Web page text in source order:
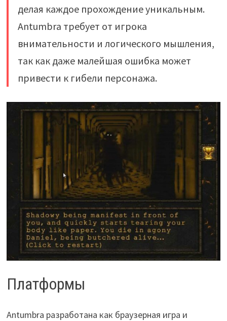
делая каждое прохождение уникальным.
Antumbra требует от игрока
внимательности и логического мышления,
так как даже малейшая ошибка может
привести к гибели персонажа.
Платформы
Antumbra разработана как браузерная игра и